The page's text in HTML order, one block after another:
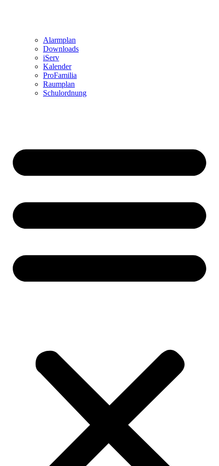
Alarmplan
Downloads
iServ
Kalender
ProFamilia
Raumplan
Schulordnung